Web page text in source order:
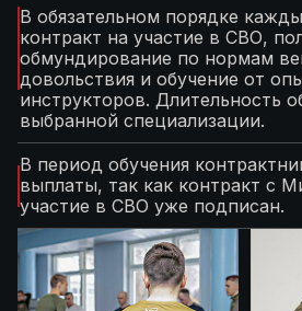
В обязательном порядке
контракт на участие в СВО,
обмундирование по нормам
довольствия и обучение от
инструкторов. Длительность
выбранной специализации.
В период обучения
выплаты, так как контракт с
участие в СВО уже подписан.